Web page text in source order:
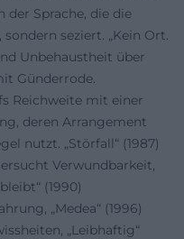
Sprache, die die
seziert. „Kein Ort.
Unbehaustheit über
Günderrode.
Reichweite mit einer
deren Arrangement
nutzt. „Störfall“ (1987)
Verwundbarkeit,
(1990)
„Medea“ (1996)
„Leibhaftig“